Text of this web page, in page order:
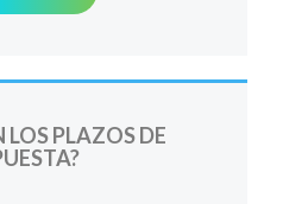
LOS PLAZOS DE